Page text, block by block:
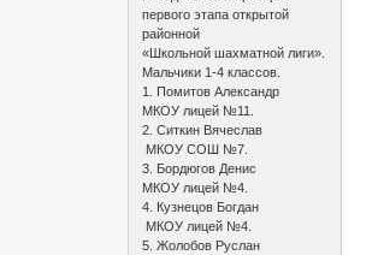
первого этапа открытой
районной
«Школьной шахматной лиги».
Мальчики 1-4 классов.
1. Помитов Александр
МКОУ лицей №11.
2. Ситкин Вячеслав
МКОУ СОШ №7.
3. Бордюгов Денис
МКОУ лицей №4.
4. Кузнецов Богдан
МКОУ лицей №4.
5. Жолобов Руслан